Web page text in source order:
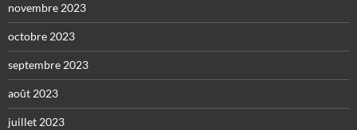
novembre 2023
octobre 2023
septembre 2023
août 2023
juillet 2023